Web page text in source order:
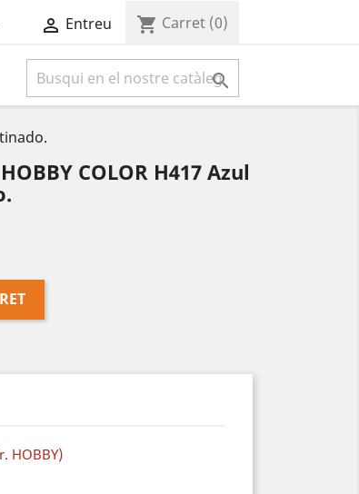
 Entreu shopping_cart Carret (0)

COLOR H417 Azul
HOBBY)